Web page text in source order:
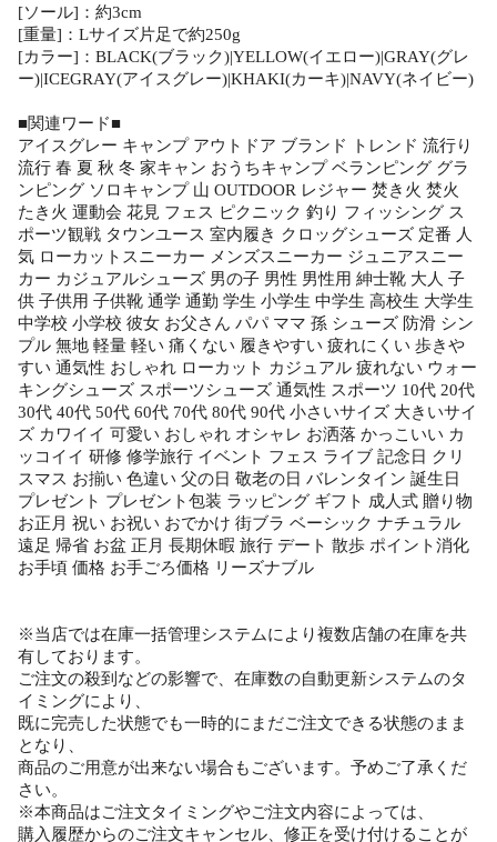
[ソール]：約3cm
[重量]：Lサイズ片足で約250g
[カラー]：BLACK(ブラック)|YELLOW(イエロー)|GRAY(グレ
ー)|ICEGRAY(アイスグレー)|KHAKI(カーキ)|NAVY(ネイビー)
■関連ワード■
アイスグレー キャンプ アウトドア ブランド トレンド 流行り
流行 春 夏 秋 冬 家キャン おうちキャンプ ベランピング グラ
ンピング ソロキャンプ 山 OUTDOOR レジャー 焚き火 焚火
たき火 運動会 花見 フェス ピクニック 釣り フィッシング ス
ポーツ観戦 タウンユース 室内履き クロッグシューズ 定番 人
気 ローカットスニーカー メンズスニーカー ジュニアスニー
カー カジュアルシューズ 男の子 男性 男性用 紳士靴 大人 子
供 子供用 子供靴 通学 通勤 学生 小学生 中学生 高校生 大学生
中学校 小学校 彼女 お父さん パパ ママ 孫 シューズ 防滑 シン
プル 無地 軽量 軽い 痛くない 履きやすい 疲れにくい 歩きや
すい 通気性 おしゃれ ローカット カジュアル 疲れない ウォー
キングシューズ スポーツシューズ 通気性 スポーツ 10代 20代
30代 40代 50代 60代 70代 80代 90代 小さいサイズ 大きいサイ
ズ カワイイ 可愛い おしゃれ オシャレ お洒落 かっこいい カ
ッコイイ 研修 修学旅行 イベント フェス ライブ 記念日 クリ
スマス お揃い 色違い 父の日 敬老の日 バレンタイン 誕生日
プレゼント プレゼント包装 ラッピング ギフト 成人式 贈り物
お正月 祝い お祝い おでかけ 街ブラ ベーシック ナチュラル
遠足 帰省 お盆 正月 長期休暇 旅行 デート 散歩 ポイント消化
お手頃 価格 お手ごろ価格 リーズナブル
※当店では在庫一括管理システムにより複数店舗の在庫を共
有しております。
ご注文の殺到などの影響で、在庫数の自動更新システムのタ
イミングにより、
既に完売した状態でも一時的にまだご注文できる状態のまま
となり、
商品のご用意が出来ない場合もございます。予めご了承くだ
さい。
※本商品はご注文タイミングやご注文内容によっては、
購入履歴からのご注文キャンセル、修正を受け付けることが